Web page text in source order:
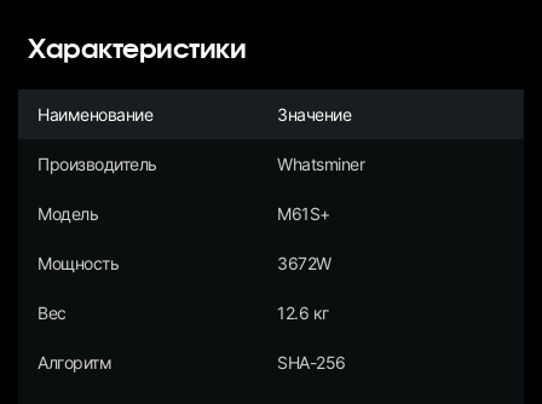
Характеристики
Наименование Значение
Производитель Whatsminer
Модель M61S+
Мощность 3672W
Вес 12.6 кг
Алгоритм SHA-256